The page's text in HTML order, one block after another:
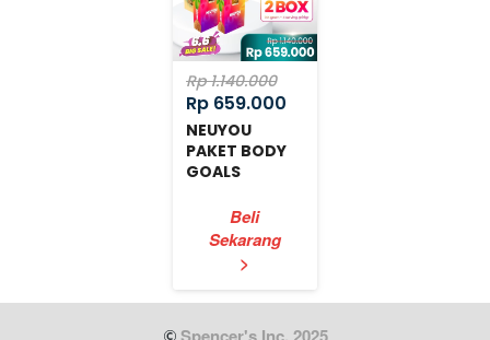
Rp 1.140.000
Rp 659.000
NEUYOU
PAKET BODY
GOALS
`
Beli
Sekarang
>